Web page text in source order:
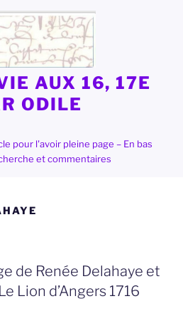
AUX 16, 17E
ODILE
pour l'avoir pleine page – En bas
et commentaires
de Renée Delahaye et
Lion d’Angers 1716